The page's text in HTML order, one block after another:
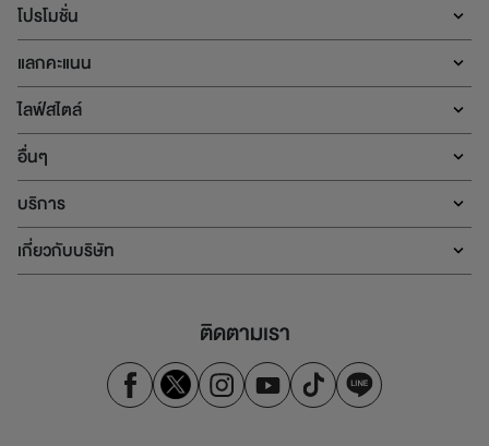
โปรโมชั่น
แลกคะแนน
ไลฟ์สไตล์
อื่นๆ
บริการ
เกี่ยวกับบริษัท
ติดตามเรา